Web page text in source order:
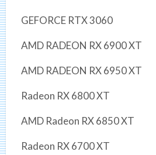
GEFORCE RTX 3060
AMD RADEON RX 6900 XT
AMD RADEON RX 6950 XT
Radeon RX 6800 XT
AMD Radeon RX 6850 XT
Radeon RX 6700 XT